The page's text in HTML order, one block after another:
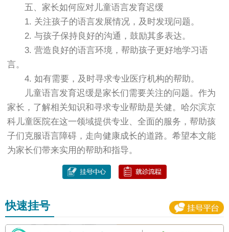
五、家长如何应对儿童语言发育迟缓
1. 关注孩子的语言发展情况，及时发现问题。
2. 与孩子保持良好的沟通，鼓励其多表达。
3. 营造良好的语言环境，帮助孩子更好地学习语
言。
4. 如有需要，及时寻求专业医疗机构的帮助。
儿童语言发育迟缓是家长们需要关注的问题。作为
家长，了解相关知识和寻求专业帮助是关健。哈尔滨京
科儿童医院在这一领域提供专业、全面的服务，帮助孩
子们克服语言障碍，走向健康成长的道路。希望本文能
为家长们带来实用的帮助和指导。
快速挂号